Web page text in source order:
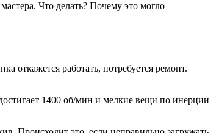
Что делать? Почему это могло
откажется работать, потребуется ремонт.
1400 об/мин и мелкие вещи по инерции